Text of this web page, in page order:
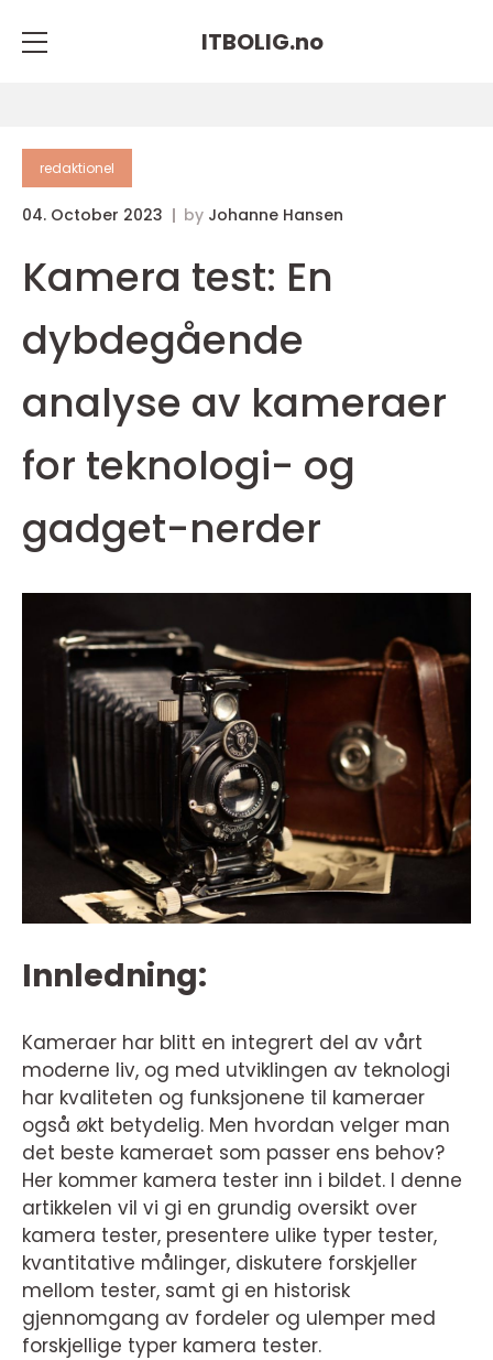
ITBOLIG.no
redaktionel
04. October 2023 by Johanne Hansen
Kamera test: En
dybdegående
analyse av kameraer
for teknologi- og
gadget-nerder
Innledning:
Kameraer har blitt en integrert del av vårt
moderne liv, og med utviklingen av teknologi
har kvaliteten og funksjonene til kameraer
også økt betydelig. Men hvordan velger man
det beste kameraet som passer ens behov?
Her kommer kamera tester inn i bildet. I denne
artikkelen vil vi gi en grundig oversikt over
kamera tester, presentere ulike typer tester,
kvantitative målinger, diskutere forskjeller
mellom tester, samt gi en historisk
gjennomgang av fordeler og ulemper med
forskjellige typer kamera tester.